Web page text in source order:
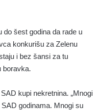
do šest godina da rade u
konkurišu za Zelenu
i bez šansi za tu
boravka.
kupi nekretnina. „Mnogi
godinama. Mnogi su